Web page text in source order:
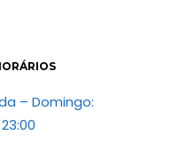
– Domingo: